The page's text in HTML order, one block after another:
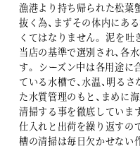
漁港より持ち帰られた松葉
抜く為、まずその体内にあ
くてはなりません。 泥を吐
当店の基準で選別され、各
す。 シーズン中は各用途に
ている水槽で、水温、明る
た水質管理のもと、まめに
清掃する事を徹底していま
仕入れと出荷を繰り返すの
槽の清掃は毎日欠かせない